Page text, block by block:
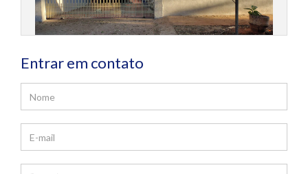
Entrar em contato